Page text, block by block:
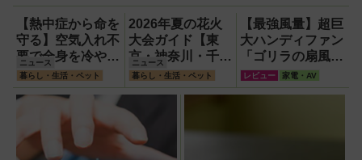
【熱中症から命を
守る】空気入れ不
要で全身を冷やす
『ワンタッチアイ
スバス』。子ども
たちのスポーツ現
場に1台置くべき
理由
ニュース
暮らし・生活・ペット
2026年夏の花火
大会ガイド【東
京・神奈川・千
葉】
ニュース
暮らし・生活・ペット
【最強風量】超巨
大ハンディファン
「ゴリラの扇風
機」レビュー！直
径16.5cmの巨大
レビュー 家電・AV